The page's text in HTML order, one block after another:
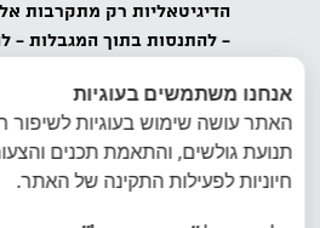
הדיגיטאליות רק מתקרבות
- להתנסות בתוך המגבלות -
כל הזכויות שמורות
ישראל, ט.ל.ח.
הצטרפו למועדון
אנחנו משתמשים בעוגיות
האתר עושה שימוש בעוגיות לשיפור
תנועת גולשים, והתאמת תכנים
חיוניות לפעילות התקינה של האתר.